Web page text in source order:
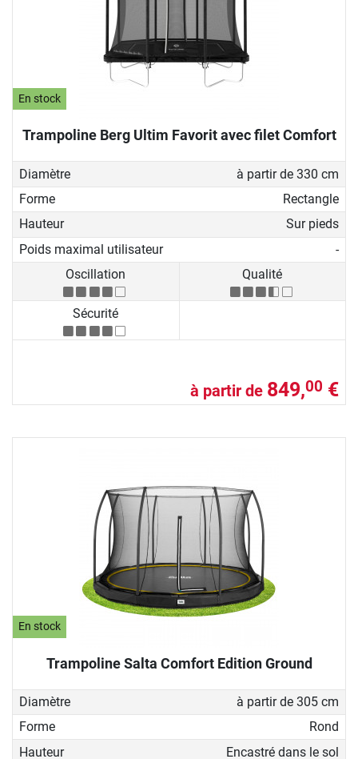
En stock
Trampoline Berg Ultim Favorit avec filet Comfort
Diamètre
à partir de 330 cm
Forme
Rectangle
Hauteur
Sur pieds
Poids maximal utilisateur
-
Oscillation
Qualité
Sécurité
à partir de 849,00 €
En stock
Trampoline Salta Comfort Edition Ground
Diamètre
à partir de 305 cm
Forme
Rond
Hauteur
Encastré dans le sol